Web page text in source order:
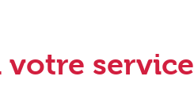
votre service